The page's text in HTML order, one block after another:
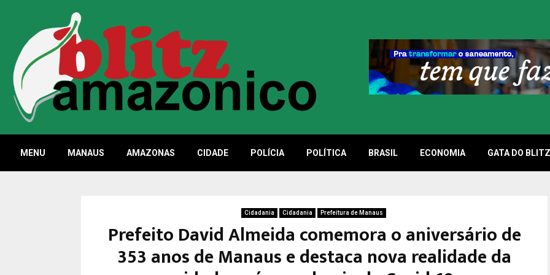
MENU MANAUS AMAZONAS CIDADE POLÍCIA POLÍTICA BRASIL ECONOMIA GATA DO BLITZ
Cidadania Cidadania Prefeitura de Manaus
Prefeito David Almeida comemora o aniversário de
353 anos de Manaus e destaca nova realidade da